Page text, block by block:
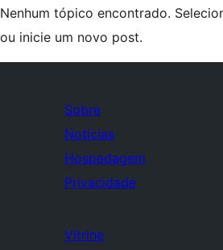
Nenhum tópico encontrado.
ou inicie um novo post.
Sobre
Notícias
Hospedagem
Privacidade
Vitrine